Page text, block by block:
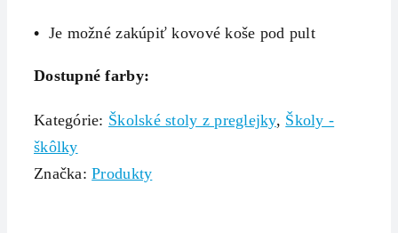
• Je možné zakúpiť kovové koše pod pult
Dostupné farby:
Kategórie: Školské stoly z preglejky, Školy -
škôlky
Značka:Produkty